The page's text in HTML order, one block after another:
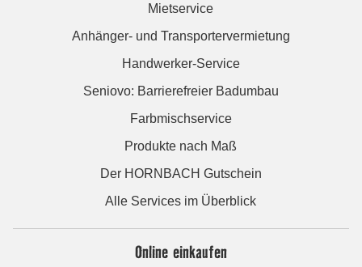
Mietservice
Anhänger- und Transportervermietung
Handwerker-Service
Seniovo: Barrierefreier Badumbau
Farbmischservice
Produkte nach Maß
Der HORNBACH Gutschein
Alle Services im Überblick
Online einkaufen